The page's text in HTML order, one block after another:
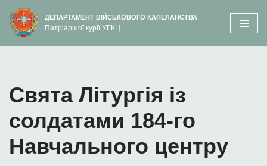
вмісту
Перейти
до
ДЕПАРТАМЕНТ ВІЙСЬКОВОГО КАПЕЛАНСТВА
Патріаршої курії УГКЦ
Свята Літургія із
солдатами 184-го
Навчального центру